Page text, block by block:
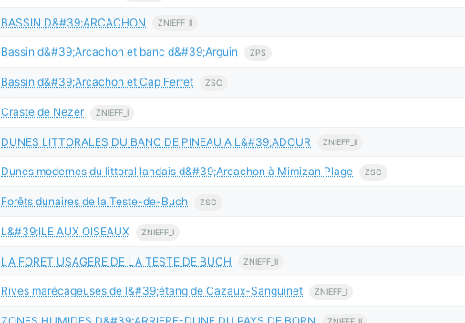
BASSIN D&#39;ARCACHON ZNIEFF_II
Bassin d&#39;Arcachon et banc d&#39;Arguin ZPS
Bassin d&#39;Arcachon et Cap Ferret ZSC
Craste de Nezer ZNIEFF_I
DUNES LITTORALES DU BANC DE PINEAU A L&#39;ADOUR ZNIEFF_II
Dunes modernes du littoral landais d&#39;Arcachon à Mimizan Plage ZSC
Forêts dunaires de la Teste-de-Buch ZSC
L&#39;ILE AUX OISEAUX ZNIEFF_I
LA FORET USAGERE DE LA TESTE DE BUCH ZNIEFF_II
Rives marécageuses de l&#39;étang de Cazaux-Sanguinet ZNIEFF_I